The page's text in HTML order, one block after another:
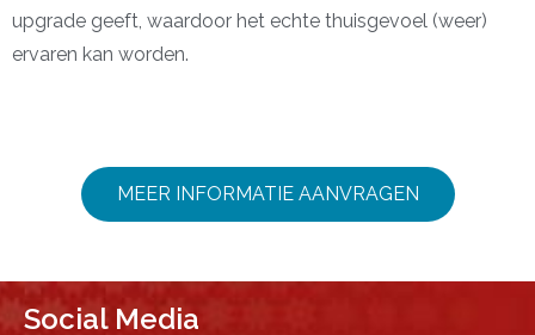
upgrade geeft, waardoor het echte thuisgevoel (weer)
ervaren kan worden.
MEER INFORMATIE AANVRAGEN
Social Media